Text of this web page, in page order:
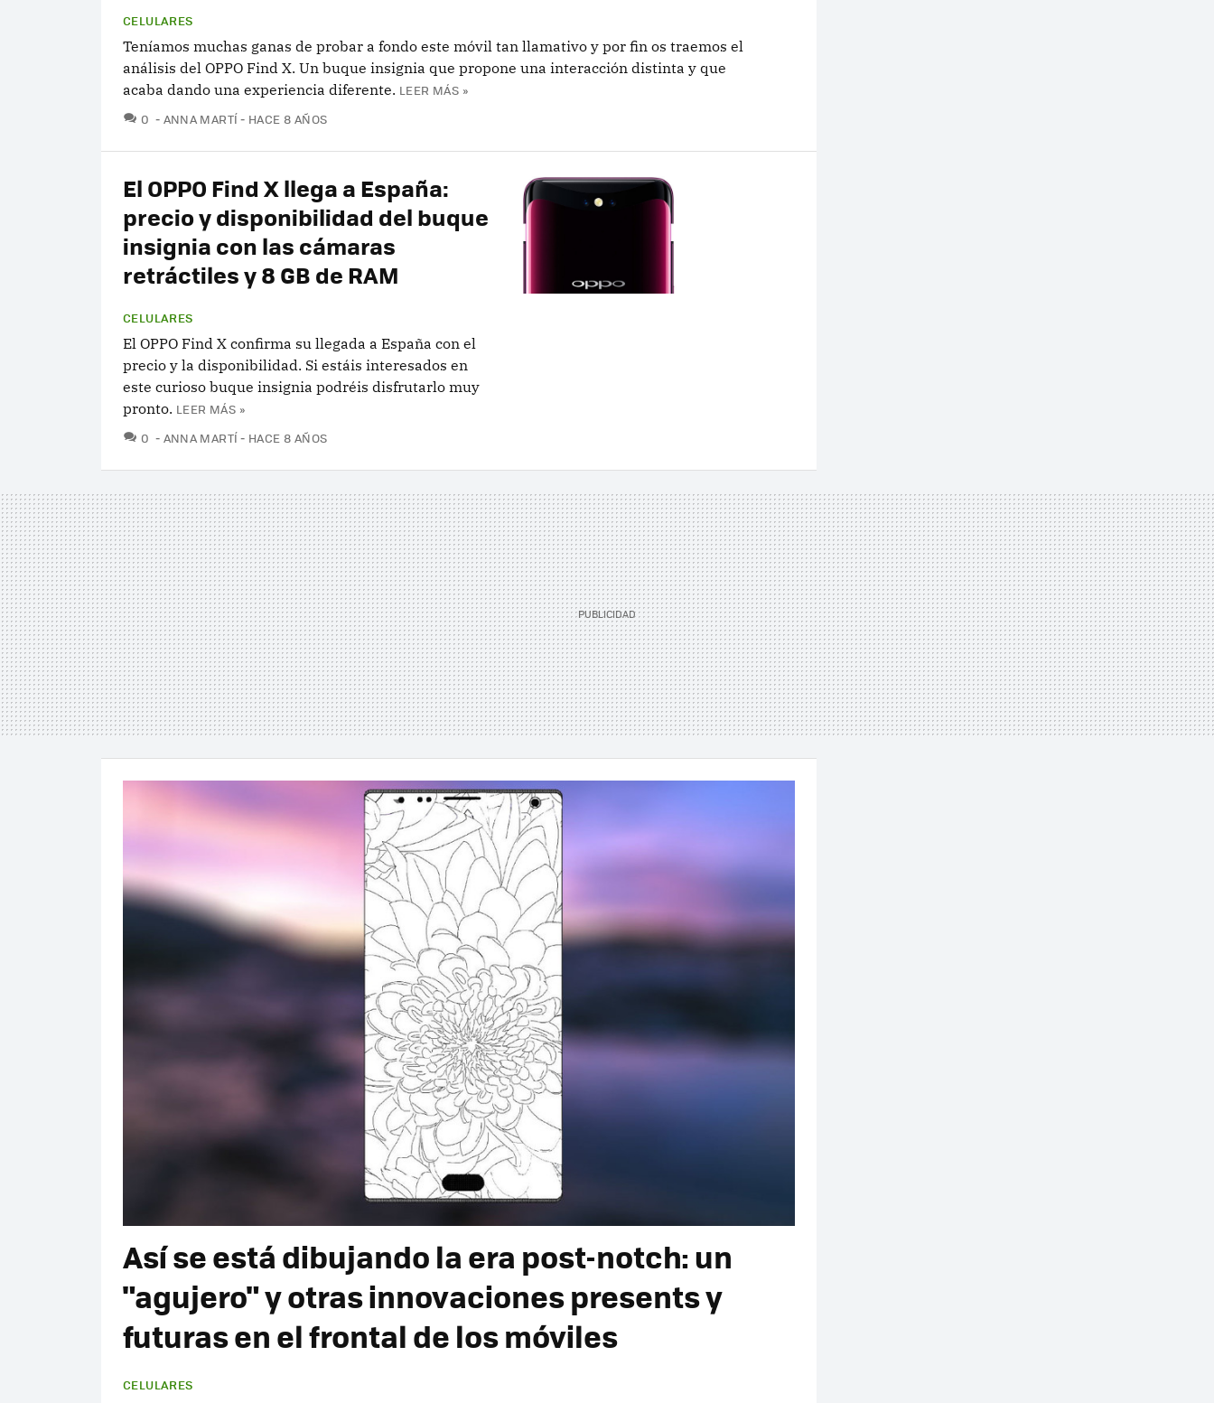
CELULARES
Teníamos muchas ganas de probar a fondo este móvil tan llamativo y por fin os traemos el
análisis del OPPO Find X. Un buque insignia que propone una interacción distinta y que
acaba dando una experiencia diferente. LEER MÁS »
0 COMENTARIOS
ANNA MARTÍ HACE 8 AÑOS
El OPPO Find X llega a España:
precio y disponibilidad del buque
insignia con las cámaras
retráctiles y 8 GB de RAM
CELULARES
El OPPO Find X confirma su llegada a España con el
precio y la disponibilidad. Si estáis interesados en
este curioso buque insignia podréis disfrutarlo muy
pronto. LEER MÁS »
0 COMENTARIOS
ANNA MARTÍ HACE 8 AÑOS
Así se está dibujando la era post-notch: un
"agujero" y otras innovaciones presents y
futuras en el frontal de los móviles
CELULARES